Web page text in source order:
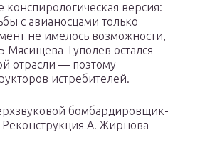
конспирологическая версия:
с авианосцами только
не имелось возможности,
Мясищева Туполев остался
отрасли — поэтому
истребителей.
бомбардировщик-
Реконструкция А. Жирнова